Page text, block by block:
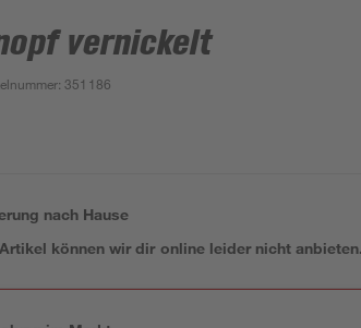
vernickelt
:351186
nach Hause
können wir dir online leider nicht anbieten.